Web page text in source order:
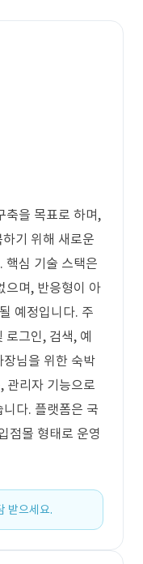
축을 목표로 하며,
기 위해 새로운
핵심 기술 스택은
으며, 반응형이 아
예정입니다. 주
그인, 검색, 예
님을 위한 숙박
관리자 기능으로
다. 플랫폼은 국
점몰 형태로 운영
받으세요.